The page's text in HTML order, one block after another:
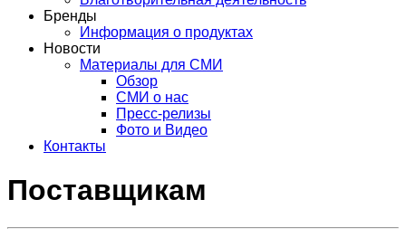
Бренды
Информация о продуктах
Новости
Материалы для СМИ
Обзор
СМИ о нас
Пресс-релизы
Фото и Видео
Контакты
Поставщикам